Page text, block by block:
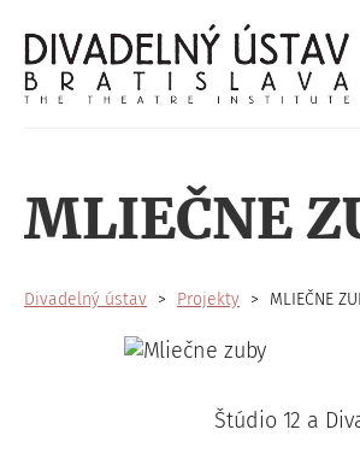
MLIEČNE
Divadelný ústav Projekty MLIEČNE
Štúdio 12 a